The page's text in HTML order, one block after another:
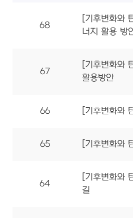
68
[기후변화와
너지 활용 방
67
[기후변화와
활용방안
66 [기후변화와
65 [기후변화와
64
[기후변화와
길